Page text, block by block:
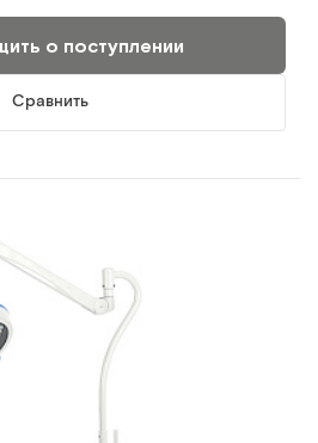
о поступлении
Сравнить